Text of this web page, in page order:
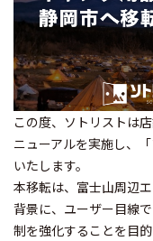
この度、ソトリストは
ニューアルを実施し、
いたします。
本移転は、富士山周辺
背景に、ユーザー目線
制を強化することを目的